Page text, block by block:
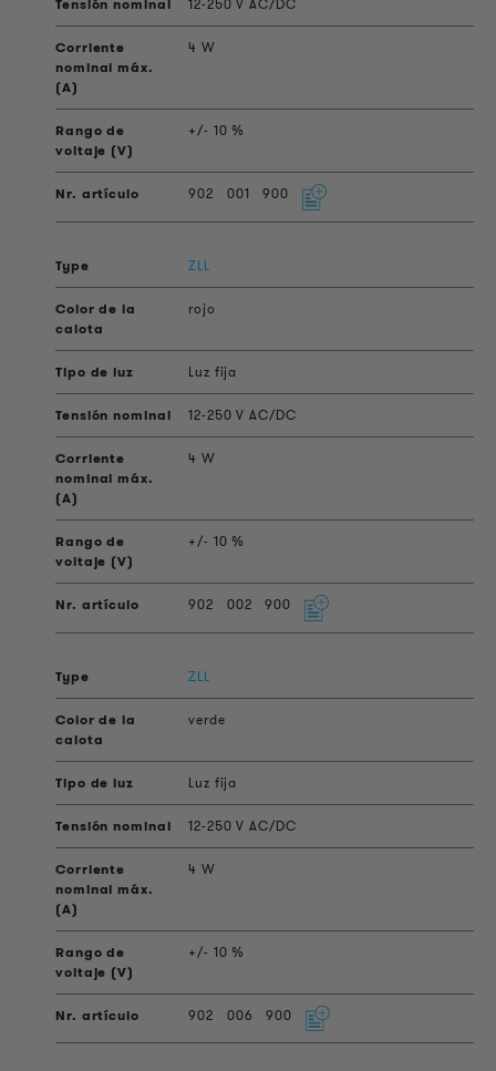
4 W
+/- 10 %
902 001 900
ZLL
rojo
Luz fija
12-250 V AC/DC
4 W
+/- 10 %
902 002 900
ZLL
verde
Luz fija
12-250 V AC/DC
4 W
+/- 10 %
902 006 900